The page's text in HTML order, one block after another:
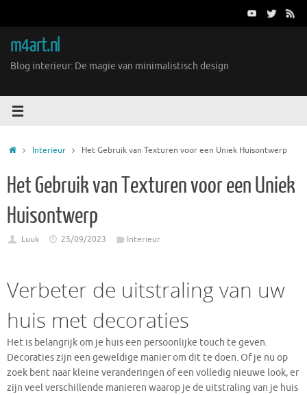
inhoud
m4art.nl
Blog interieur: De magie van minimalistisch design
HomeInterieur Het Gebruik van Texturen voor een Uniek Huisontwerp
Het Gebruik van Texturen voor een Uniek
Huisontwerp
Luuk 25/09/2023 Interieur
Verbeter de uitstraling van uw
huis met decoraties
Het is belangrijk om je huis een persoonlijke touch te geven.
Decoraties zijn een geweldige manier om dit te doen. Of je nu op
zoek bent naar kleine veranderingen of een volledig nieuwe look, er
zijn veel verschillende manieren waarop je de uitstraling van je huis